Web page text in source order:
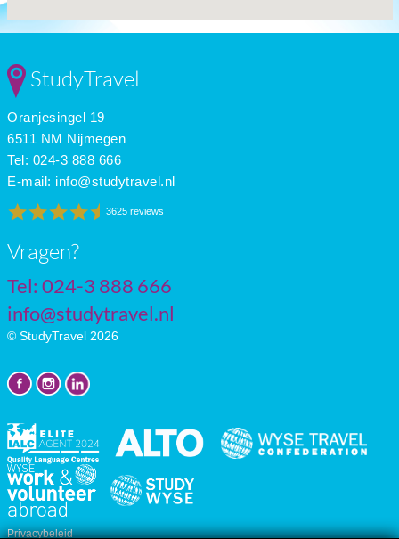
StudyTravel
Oranjesingel 19
6511 NM Nijmegen
Tel: 024-3 888 666
E-mail: info@studytravel.nl
3625 reviews
Vragen?
Tel: 024-3 888 666
info@studytravel.nl
© StudyTravel 2026
Privacybeleid